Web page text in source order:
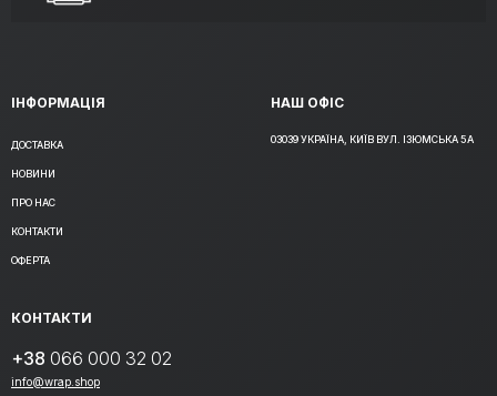
ІНФОРМАЦІЯ
ДОСТАВКА
НОВИНИ
ПРО НАС
КОНТАКТИ
ОФЕРТА
НАШ ОФІС
03039 УКРАЇНА, КИЇВ ВУЛ. ІЗЮМСЬКА 5А
КОНТАКТИ
+38 066 000 32 02
info@wrap.shop